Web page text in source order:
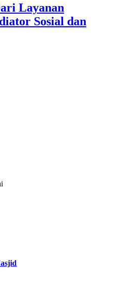
Layanan
Sosial dan